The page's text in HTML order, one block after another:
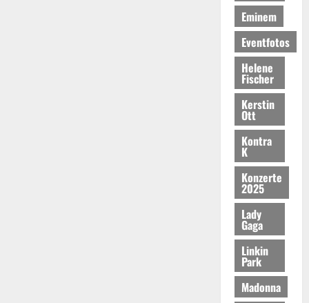
Eminem
Eventfotos
Helene
Fischer
Kerstin
Ott
Kontra
K
Konzerte
2025
Lady
Gaga
Linkin
Park
Madonna